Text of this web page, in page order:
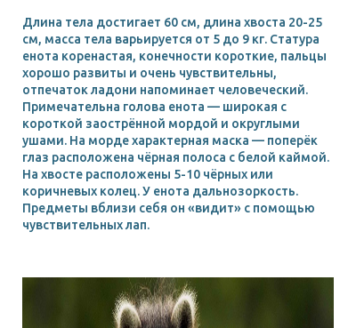
Длина тела достигает 60 см, длина хвоста 20-25
см, масса тела варьируется от 5 до 9 кг. Статура
енота коренастая, конечности короткие, пальцы
хорошо развиты и очень чувствительны,
отпечаток ладони напоминает человеческий.
Примечательна голова енота — широкая с
короткой заострённой мордой и округлыми
ушами. На морде характерная маска — поперёк
глаз расположена чёрная полоса с белой каймой.
На хвосте расположены 5-10 чёрных или
коричневых колец. У енота дальнозоркость.
Предметы вблизи себя он «видит» с помощью
чувствительных лап.